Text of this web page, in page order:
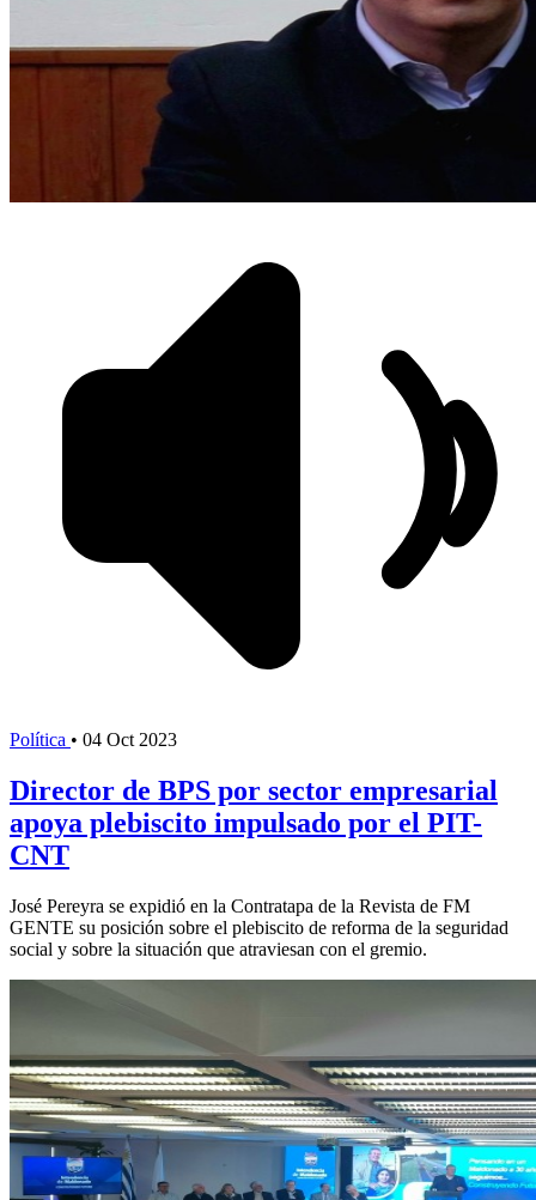
Política • 04 Oct 2023
Director de BPS por sector empresarial
apoya plebiscito impulsado por el PIT-
CNT
José Pereyra se expidió en la Contratapa de la Revista de FM
GENTE su posición sobre el plebiscito de reforma de la seguridad
social y sobre la situación que atraviesan con el gremio.